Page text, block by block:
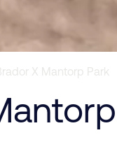
X Mantorp Park